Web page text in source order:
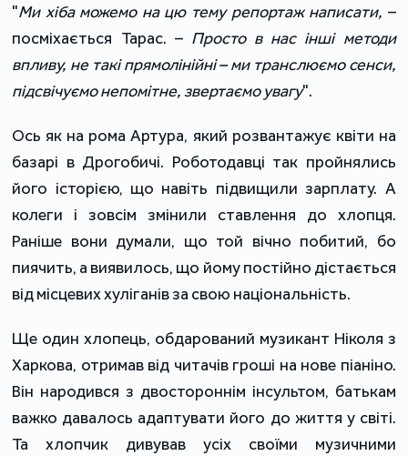
"Ми хіба можемо на цю тему репортаж написати, –
посміхається Тарас. – Просто в нас інші методи
впливу, не такі прямолінійні – ми транслюємо сенси,
підсвічуємо непомітне, звертаємо увагу".
Ось як на рома Артура, який розвантажує квіти на
базарі в Дрогобичі. Роботодавці так пройнялись
його історією, що навіть підвищили зарплату. А
колеги і зовсім змінили ставлення до хлопця.
Раніше вони думали, що той вічно побитий, бо
пиячить, а виявилось, що йому постійно дістається
від місцевих хуліганів за свою національність.
Ще один хлопець, обдарований музикант Ніколя з
Харкова, отримав від читачів гроші на нове піаніно.
Він народився з двостороннім інсультом, батькам
важко давалось адаптувати його до життя у світі.
Та хлопчик дивував усіх своїми музичними